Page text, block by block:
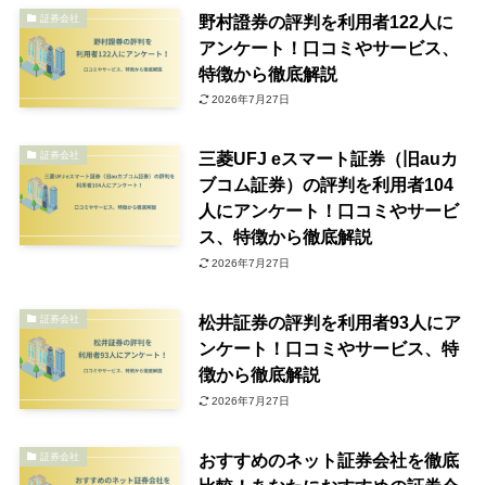
証券会社
野村證券の評判を利用者122人に
アンケート！口コミやサービス、
特徴から徹底解説
2026年7月27日
証券会社
三菱UFJ eスマート証券（旧auカ
ブコム証券）の評判を利用者104
人にアンケート！口コミやサービ
ス、特徴から徹底解説
2026年7月27日
証券会社
松井証券の評判を利用者93人にア
ンケート！口コミやサービス、特
徴から徹底解説
2026年7月27日
証券会社
おすすめのネット証券会社を徹底